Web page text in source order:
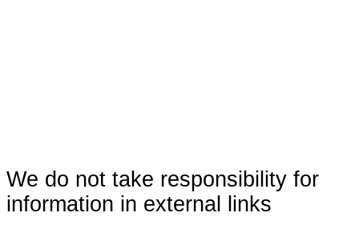
We do not take responsibility for
information in external links